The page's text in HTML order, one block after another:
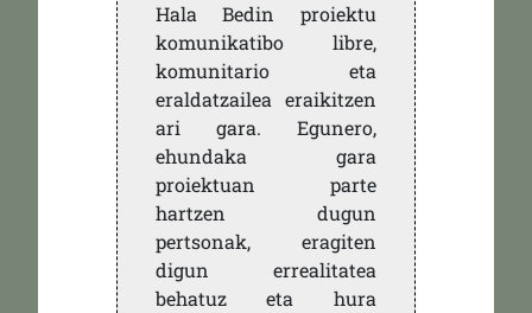
Hala Bedin proiektu
komunikatibo libre,
komunitario eta
eraldatzailea eraikitzen
ari gara. Egunero,
ehundaka gara
proiektuan parte
hartzen dugun
pertsonak, eragiten
digun errealitatea
behatuz eta hura